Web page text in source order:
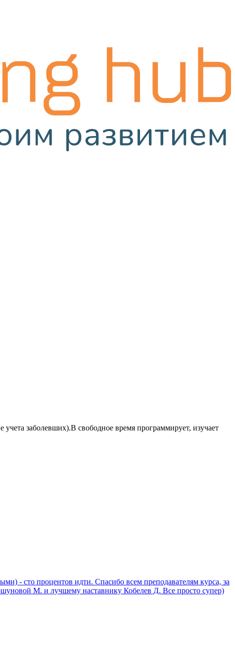
заболевших).В свободное время программирует, изучает
- сто процентов идти. Спасибо всем преподавателям курса, за
М. и лучшему наставнику Кобелев Д. Все просто супер)